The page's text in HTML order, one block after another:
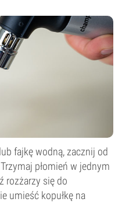
fajkę wodną, zacznij od
płomień w jednym
rozżarzy się do
umieść kopułkę na